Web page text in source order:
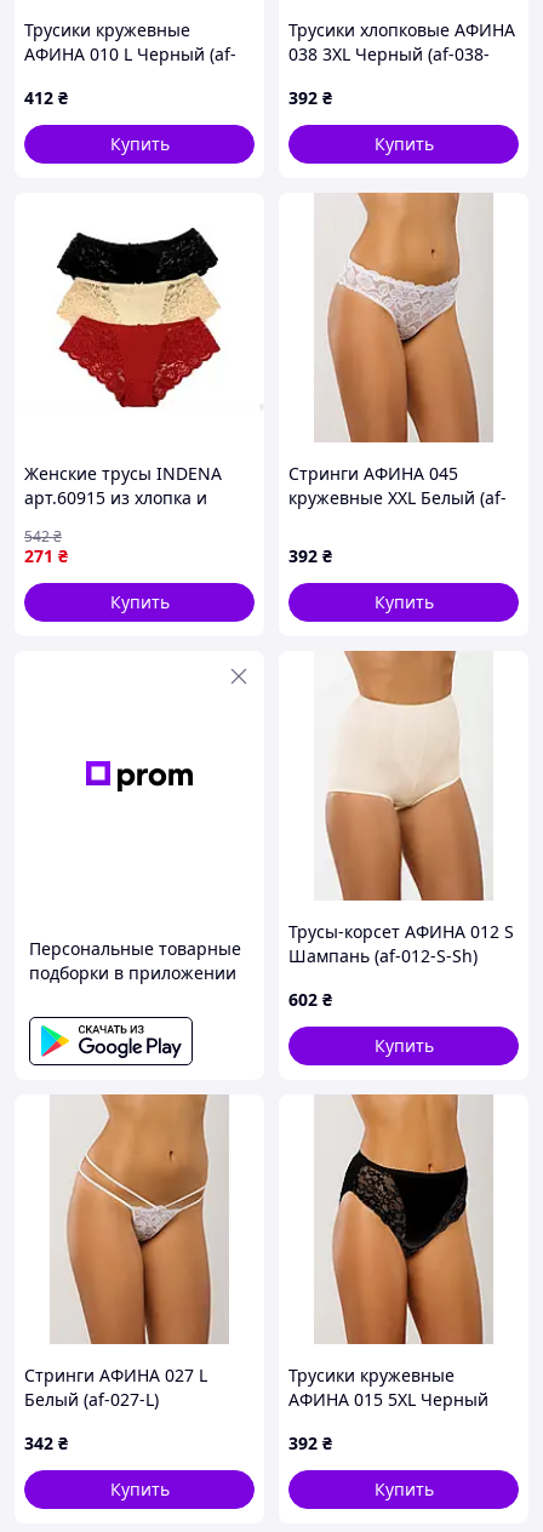
Трусики кружевные
АФИНА 010 L Черный (af-
412 ₴
Купить
Трусики хлопковые АФИНА
038 3XL Черный (af-038-
392 ₴
Купить
Женские трусы INDENA
арт.60915 из хлопка и
повседневной носки 2шт
271 ₴
542₴
Купить
Стринги АФИНА 045
кружевные XXL Белый (af-
392 ₴
Купить
Персональные товарные
подборки в приложении
Трусы-корсет АФИНА 012 S
Шампань (af-012-S-Sh)
602 ₴
Купить
Стринги АФИНА 027 L
Белый (af-027-L)
342 ₴
Купить
Трусики кружевные
АФИНА 015 5XL Черный
392 ₴
Купить